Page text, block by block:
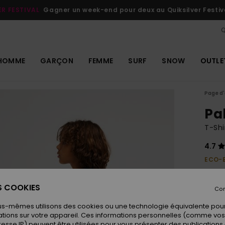
FESTIVAL Gagner un week-end pour deux au Quiksilver
GARÇON FEMME SURF SNOW
Page
T-
4.7
ECO-
COOKIES
mêmes utilisons des cookies ou une technologie équivalente
sur votre appareil. Ces informations personnelles (comme